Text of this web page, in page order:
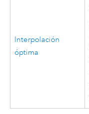
Interpolación
óptima